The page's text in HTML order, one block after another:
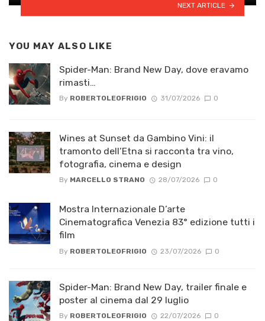
NEXT ARTICLE
YOU MAY ALSO LIKE
Spider-Man: Brand New Day, dove eravamo
rimasti…
By ROBERTOLEOFRIGIO 31/07/2026 0
Wines at Sunset da Gambino Vini: il
tramonto dell’Etna si racconta tra vino,
fotografia, cinema e design
By MARCELLO STRANO 28/07/2026 0
Mostra Internazionale D’arte
Cinematografica Venezia 83° edizione tutti i
film
By ROBERTOLEOFRIGIO 23/07/2026 0
Spider-Man: Brand New Day, trailer finale e
poster al cinema dal 29 luglio
By ROBERTOLEOFRIGIO 22/07/2026 0